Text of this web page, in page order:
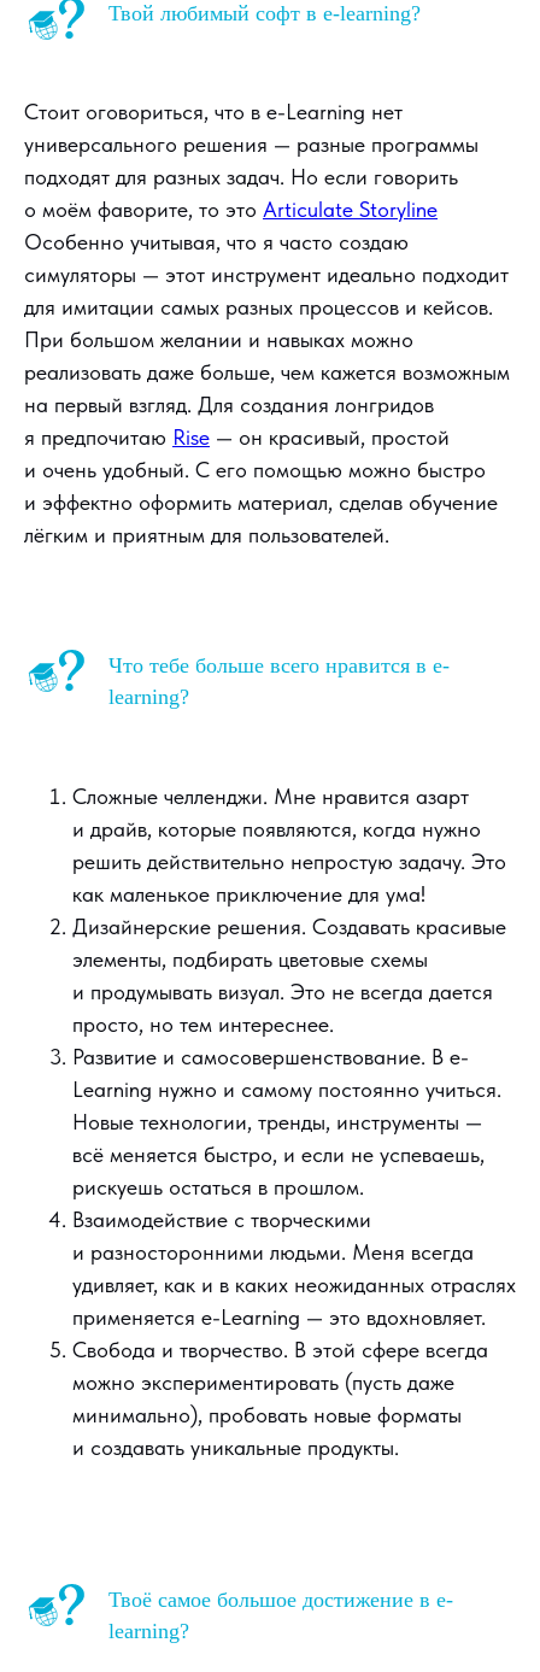
Твой любимый софт в e-learning?
Стоит оговориться, что в e-Learning нет
универсального решения — разные программы
подходят для разных задач. Но если говорить
о моём фаворите, то это Articulate Storyline
Особенно учитывая, что я часто создаю
симуляторы — этот инструмент идеально подходит
для имитации самых разных процессов и кейсов.
При большом желании и навыках можно
реализовать даже больше, чем кажется возможным
на первый взгляд. Для создания лонгридов
я предпочитаю Rise — он красивый, простой
и очень удобный. С его помощью можно быстро
и эффектно оформить материал, сделав обучение
лёгким и приятным для пользователей.
Что тебе больше всего нравится в e-
learning?
Сложные челленджи. Мне нравится азарт
и драйв, которые появляются, когда нужно
решить действительно непростую задачу. Это
как маленькое приключение для ума!
Дизайнерские решения. Создавать красивые
элементы, подбирать цветовые схемы
и продумывать визуал. Это не всегда дается
просто, но тем интереснее.
Развитие и самосовершенствование. В e-
Learning нужно и самому постоянно учиться.
Новые технологии, тренды, инструменты —
всё меняется быстро, и если не успеваешь,
рискуешь остаться в прошлом.
Взаимодействие с творческими
и разносторонними людьми. Меня всегда
удивляет, как и в каких неожиданных отраслях
применяется e-Learning — это вдохновляет.
Свобода и творчество. В этой сфере всегда
можно экспериментировать (пусть даже
минимально), пробовать новые форматы
и создавать уникальные продукты.
Твоё самое большое достижение в e-
learning?